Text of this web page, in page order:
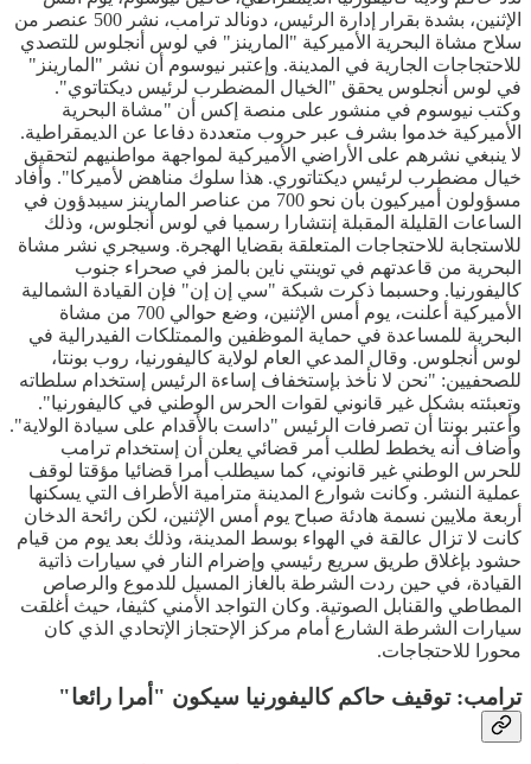
الإثنين، بشدة بقرار إدارة الرئيس، دونالد ترامب، نشر 500 عنصر من
سلاح مشاة البحرية الأميركية "المارينز" في لوس أنجلوس للتصدي
للاحتجاجات الجارية في المدينة. وإعتبر نيوسوم أن نشر "المارينز"
في لوس أنجلوس يحقق "الخيال المضطرب لرئيس ديكتاتوي".
وكتب نيوسوم في منشور على منصة إكس أن "مشاة البحرية
الأميركية خدموا بشرف عبر حروب متعددة دفاعا عن الديمقراطية.
لا ينبغي نشرهم على الأراضي الأميركية لمواجهة مواطنيهم لتحقيق
خيال مضطرب لرئيس ديكتاتوري. هذا سلوك مناهض لأميركا". وأفاد
مسؤولون أميركيون بأن نحو 700 من عناصر المارينز سيبدؤون في
الساعات القليلة المقبلة إنتشارا رسميا في لوس أنجلوس، وذلك
للاستجابة للاحتجاجات المتعلقة بقضايا الهجرة. وسيجري نشر مشاة
البحرية من قاعدتهم في توينتي ناين بالمز في صحراء جنوب
كاليفورنيا. وحسبما ذكرت شبكة "سي إن إن" فإن القيادة الشمالية
الأميركية أعلنت، يوم أمس الإثنين، وضع حوالي 700 من مشاة
البحرية للمساعدة في حماية الموظفين والممتلكات الفيدرالية في
لوس أنجلوس. وقال المدعي العام لولاية كاليفورنيا، روب بونتا،
للصحفيين: "نحن لا نأخذ بإستخفاف إساءة الرئيس إستخدام سلطاته
وتعبئته بشكل غير قانوني لقوات الحرس الوطني في كاليفورنيا".
وأعتبر بونتا أن تصرفات الرئيس "داست بالأقدام على سيادة الولاية".
وأضاف أنه يخطط لطلب أمر قضائي يعلن أن إستخدام ترامب
للحرس الوطني غير قانوني، كما سيطلب أمرا قضائيا مؤقتا لوقف
عملية النشر. وكانت شوارع المدينة مترامية الأطراف التي يسكنها
أربعة ملايين نسمة هادئة صباح يوم أمس الإثنين، لكن رائحة الدخان
كانت لا تزال عالقة في الهواء بوسط المدينة، وذلك بعد يوم من قيام
حشود بإغلاق طريق سريع رئيسي وإضرام النار في سيارات ذاتية
القيادة، في حين ردت الشرطة بالغاز المسيل للدموع والرصاص
المطاطي والقنابل الصوتية. وكان التواجد الأمني كثيفا، حيث أغلقت
سيارات الشرطة الشارع أمام مركز الإحتجاز الإتحادي الذي كان
محورا للاحتجاجات.
ترامب: توقيف حاكم كاليفورنيا سيكون "أمرا رائعا"